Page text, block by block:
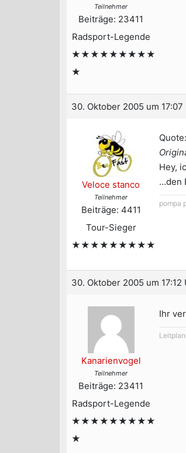
Teilnehmer
Beiträge: 23411
Radsport-Legende
★★★★★★★★★
★
30. Oktober 2005 um 17:07
Veloce stanco
Teilnehmer
Beiträge: 4411
Tour-Sieger
★★★★★★★★★
Quote:
Hey,
…den
pompa
30. Oktober 2005 um 17:12
Kanarienvogel
Teilnehmer
Beiträge: 23411
Radsport-Legende
★★★★★★★★★
★
Ihr